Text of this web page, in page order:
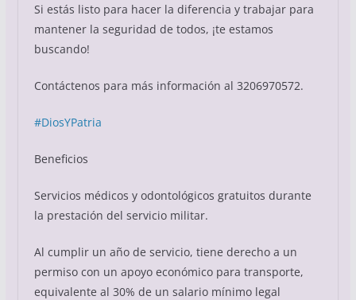
Si estás listo para hacer la diferencia y trabajar para
mantener la seguridad de todos, ¡te estamos
buscando!
Contáctenos para más información al 3206970572.
#DiosYPatria
Beneficios
Servicios médicos y odontológicos gratuitos durante
la prestación del servicio militar.
Al cumplir un año de servicio, tiene derecho a un
permiso con un apoyo económico para transporte,
equivalente al 30% de un salario mínimo legal